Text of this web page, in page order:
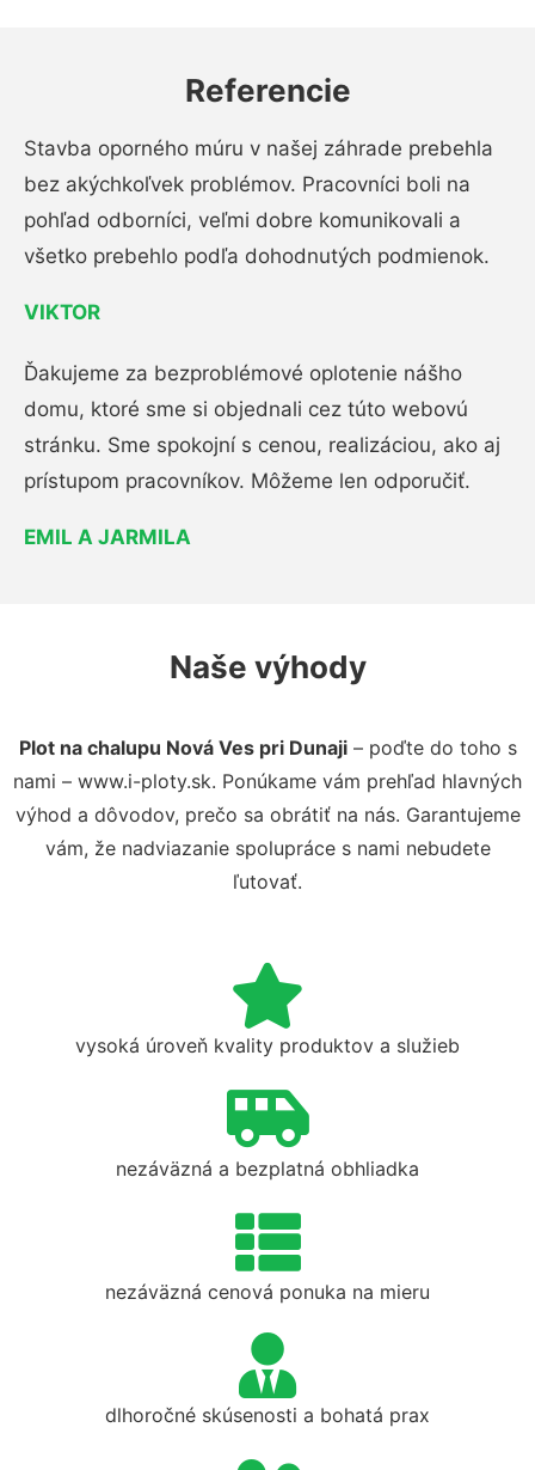
Referencie
Stavba oporného múru v našej záhrade prebehla
bez akýchkoľvek problémov. Pracovníci boli na
pohľad odborníci, veľmi dobre komunikovali a
všetko prebehlo podľa dohodnutých podmienok.
VIKTOR
Ďakujeme za bezproblémové oplotenie nášho
domu, ktoré sme si objednali cez túto webovú
stránku. Sme spokojní s cenou, realizáciou, ako aj
prístupom pracovníkov. Môžeme len odporučiť.
EMIL A JARMILA
Naše výhody
Plot na chalupu Nová Ves pri Dunaji– poďte do toho s
nami – www.i-ploty.sk. Ponúkame vám prehľad hlavných
výhod a dôvodov, prečo sa obrátiť na nás. Garantujeme
vám, že nadviazanie spolupráce s nami nebudete
ľutovať.
vysoká úroveň kvality produktov a služieb
nezáväzná a bezplatná obhliadka
nezáväzná cenová ponuka na mieru
dlhoročné skúsenosti a bohatá prax